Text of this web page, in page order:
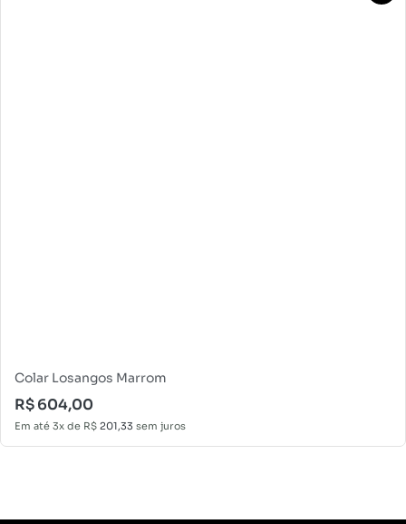
Colar Losangos Marrom
R$604,00
Em até 3x de R$ 201,33 sem juros